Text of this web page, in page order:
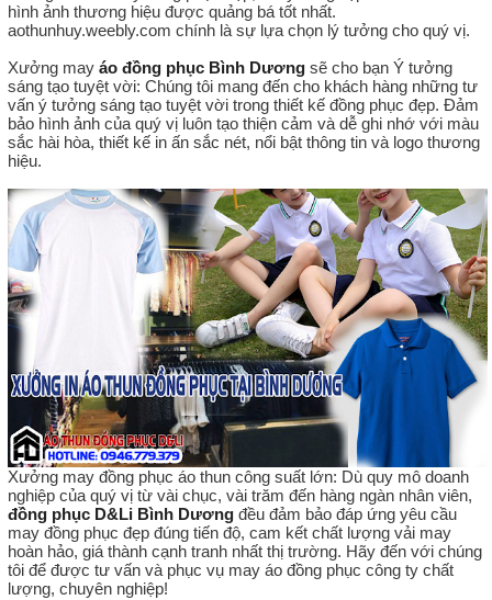
hình ảnh thương hiệu được quảng bá tốt nhất.
aothunhuy.weebly.com chính là sự lựa chọn lý tưởng cho quý vị.
Xưởng may áo đồng phục Bình Dương sẽ cho bạn Ý tưởng
sáng tạo tuyệt vời: Chúng tôi mang đến cho khách hàng những tư
vấn ý tưởng sáng tạo tuyệt vời trong thiết kế đồng phục đẹp. Đảm
bảo hình ảnh của quý vị luôn tạo thiện cảm và dễ ghi nhớ với màu
sắc hài hòa, thiết kế in ấn sắc nét, nổi bật thông tin và logo thương
hiệu.
Xưởng may đồng phục áo thun công suất lớn: Dù quy mô doanh
nghiệp của quý vị từ vài chục, vài trăm đến hàng ngàn nhân viên,
đồng phục D&Li Bình Dương đều đảm bảo đáp ứng yêu cầu
may đồng phục đẹp đúng tiến độ, cam kết chất lượng vải may
hoàn hảo, giá thành cạnh tranh nhất thị trường. Hãy đến với chúng
tôi để được tư vấn và phục vụ may áo đồng phục công ty chất
lượng, chuyên nghiệp!